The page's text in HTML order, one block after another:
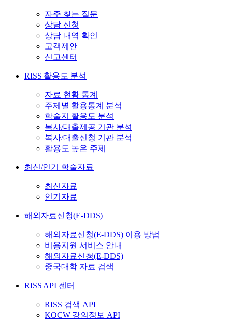
자주 찾는 질문
상담 신청
상담 내역 확인
고객제안
신고센터
RISS 활용도 분석
자료 현황 통계
주제별 활용통계 분석
학술지 활용도 분석
복사/대출제공 기관 분석
복사/대출신청 기관 분석
활용도 높은 주제
최신/인기 학술자료
최신자료
인기자료
해외자료신청(E-DDS)
해외자료신청(E-DDS) 이용 방법
비용지원 서비스 안내
해외자료신청(E-DDS)
중국대학 자료 검색
RISS API 센터
RISS 검색 API
KOCW 강의정보 API